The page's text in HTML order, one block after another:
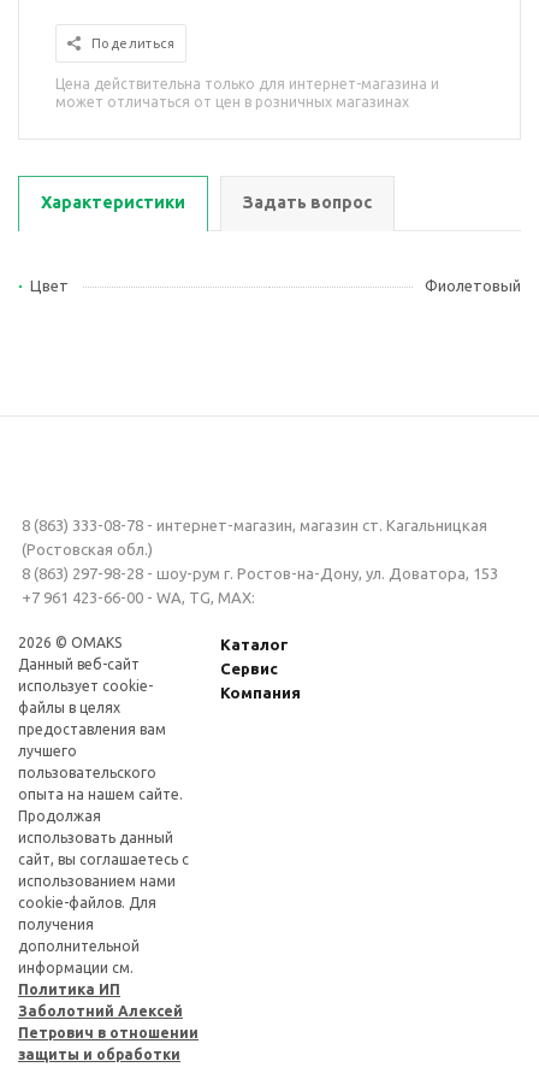
Поделиться
Цена действительна только для интернет-магазина и
может отличаться от цен в розничных магазинах
Характеристики Задать вопрос
Цвет Фиолетовый
8 (863) 333-08-78 - интернет-магазин, магазин ст. Кагальницкая
(Ростовская обл.)
8 (863) 297-98-28 - шоу-рум г. Ростов-на-Дону, ул. Доватора, 153
+7 961 423-66-00 - WA, TG, MAX:
2026 © OMAKS
Данный веб-сайт
использует cookie-
файлы в целях
предоставления вам
лучшего
пользовательского
опыта на нашем сайте.
Продолжая
использовать данный
сайт, вы соглашаетесь с
использованием нами
cookie-файлов. Для
получения
дополнительной
информации см.
Политика ИП
Заболотний Алексей
Петрович в отношении
защиты и обработки
Каталог
Сервис
Компания